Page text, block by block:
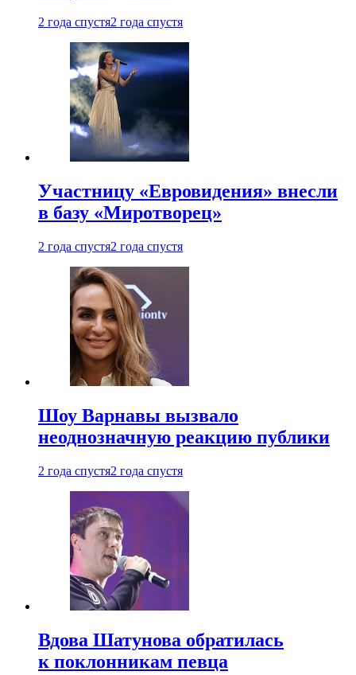
2 года спустя2 года спустя
Участницу «Евровидения» внесли
в базу «Миротворец»
2 года спустя2 года спустя
Шоу Варнавы вызвало
неоднозначную реакцию публики
2 года спустя2 года спустя
Вдова Шатунова обратилась
к поклонникам певца